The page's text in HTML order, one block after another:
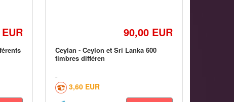
90,00 EUR
Ceylan - Ceylon et Sri Lanka 600
timbres différen
3,60 EUR